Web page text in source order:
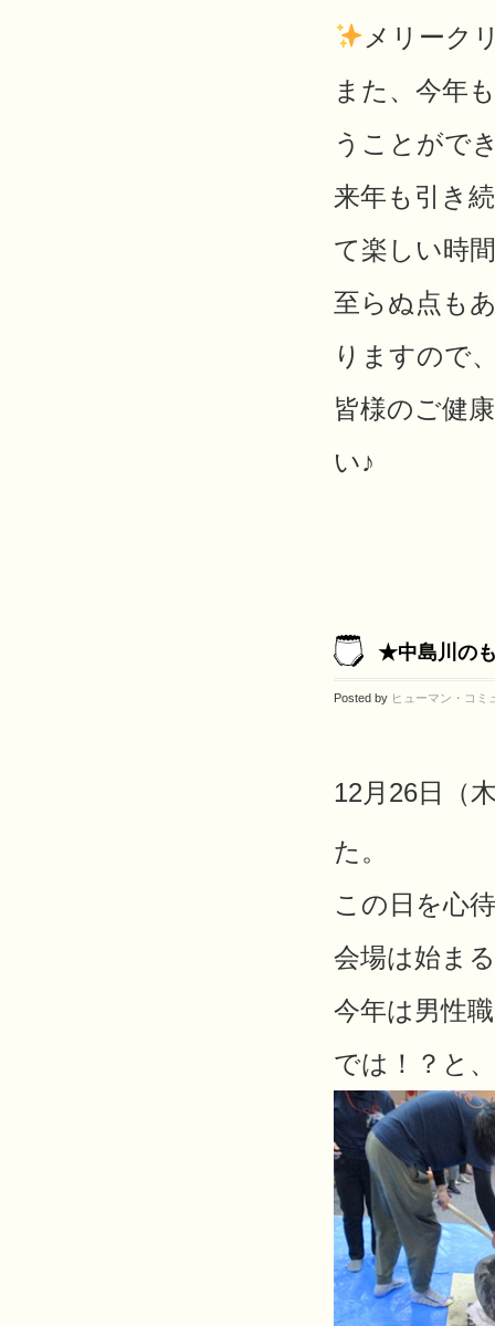
メリーク
また、今年
うことがで
来年も引き
て楽しい時
至らぬ点も
りますので
皆様のご健
い♪
★中島川の
Posted by ヒューマン・コミ
12月26日（
た。
この日を心
会場は始ま
今年は男性
では！？と、